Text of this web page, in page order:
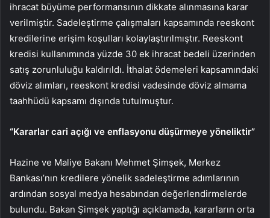
ihracat büyüme performansının dikkate alınmasına karar
verilmiştir. Sadeleştirme çalışmaları kapsamında reeskont
kredilerine erişim koşulları kolaylaştırılmıştır. Reeskont
kredisi kullanımında yüzde 30 ek ihracat bedeli üzerinden
satış zorunluluğu kaldırıldı. İthalat ödemeleri kapsamındaki
döviz alımları, reeskont kredisi vadesinde döviz almama
taahhüdü kapsamı dışında tutulmuştur.
“Kararlar cari açığı ve enflasyonu düşürmeye yöneliktir”
Hazine ve Maliye Bakanı Mehmet Şimşek, Merkez
Bankası’nın kredilere yönelik sadeleştirme adımlarının
ardından sosyal medya hesabından değerlendirmelerde
bulundu. Bakan Şimşek yaptığı açıklamada, kararların orta